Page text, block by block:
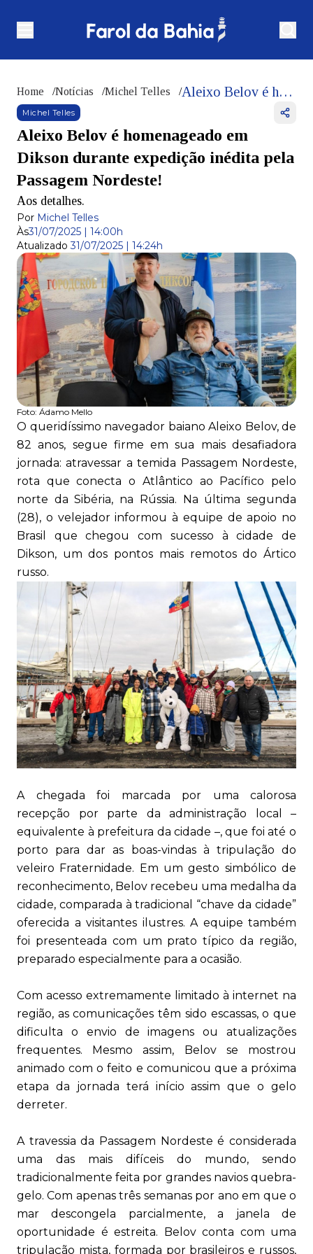
Home /Notícias /Michel Telles / Aleixo Belov é homenageado em Dikson durante expedição inédita pela Passagem Nordeste!
Michel Telles
Aleixo Belov é homenageado em
Dikson durante expedição inédita pela
Passagem Nordeste!
Aos detalhes.
Por Michel Telles
Às31/07/2025 | 14:00h
Atualizado 31/07/2025 | 14:24h
Foto: Ádamo Mello
O queridíssimo navegador baiano Aleixo Belov, de
82 anos, segue firme em sua mais desafiadora
jornada: atravessar a temida Passagem Nordeste,
rota que conecta o Atlântico ao Pacífico pelo
norte da Sibéria, na Rússia. Na última segunda
(28), o velejador informou à equipe de apoio no
Brasil que chegou com sucesso à cidade de
Dikson, um dos pontos mais remotos do Ártico
russo.
A chegada foi marcada por uma calorosa
recepção por parte da administração local –
equivalente à prefeitura da cidade –, que foi até o
porto para dar as boas-vindas à tripulação do
veleiro Fraternidade. Em um gesto simbólico de
reconhecimento, Belov recebeu uma medalha da
cidade, comparada à tradicional “chave da cidade”
oferecida a visitantes ilustres. A equipe também
foi presenteada com um prato típico da região,
preparado especialmente para a ocasião.
Com acesso extremamente limitado à internet na
região, as comunicações têm sido escassas, o que
dificulta o envio de imagens ou atualizações
frequentes. Mesmo assim, Belov se mostrou
animado com o feito e comunicou que a próxima
etapa da jornada terá início assim que o gelo
derreter.
A travessia da Passagem Nordeste é considerada
uma das mais difíceis do mundo, sendo
tradicionalmente feita por grandes navios quebra-
gelo. Com apenas três semanas por ano em que o
mar descongela parcialmente, a janela de
oportunidade é estreita. Belov conta com uma
tripulação mista, formada por brasileiros e russos,